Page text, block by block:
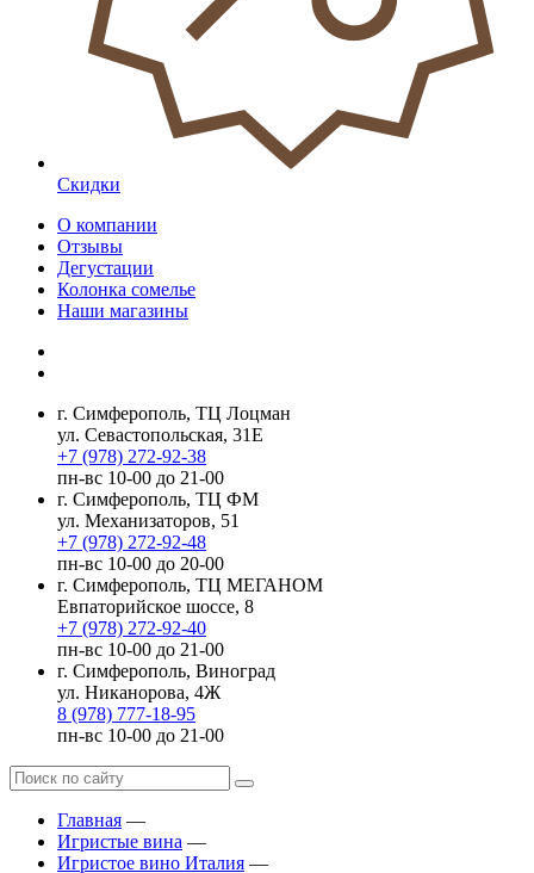
Скидки
О компании
Отзывы
Дегустации
Колонка сомелье
Наши магазины
г. Симферополь, ТЦ Лоцман
ул. Севастопольская, 31Е
+7 (978) 272-92-38
пн-вс 10-00 до 21-00
г. Симферополь, ТЦ ФМ
ул. Механизаторов, 51
+7 (978) 272-92-48
пн-вс 10-00 до 20-00
г. Симферополь, ТЦ МЕГАНОМ
Евпаторийское шоссе, 8
+7 (978) 272-92-40
пн-вс 10-00 до 21-00
г. Симферополь, Виноград
ул. Никанорова, 4Ж
8 (978) 777-18-95
пн-вс 10-00 до 21-00
Главная —
Игристые вина —
Игристое вино Италия —